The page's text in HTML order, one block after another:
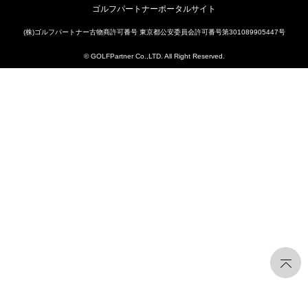
ゴルフパートナーポータルサイト
(株)ゴルフパートナー古物商許可番号 東京都公安委員会許可番号第301089905447号
© GOLFPartner Co.,LTD. All Right Reserved.